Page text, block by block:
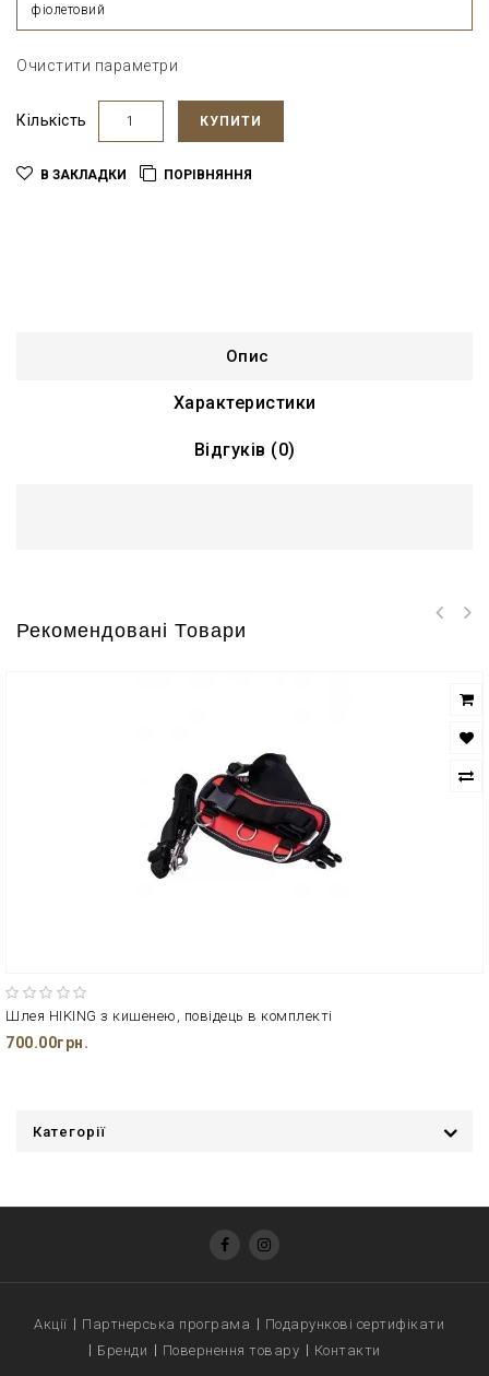
фіолетовий
Очистити параметри
Кількість КУПИТИ
В ЗАКЛАДКИ ПОРІВНЯННЯ
Опис
Характеристики
Відгуків (0)
Рекомендовані Товари
Шлея HIKING з кишенею, повідець в комплекті
700.00грн.
Категорії
Акції Партнерська програма
Подарункові сертифікати
Бренди
Повернення товару Контакти